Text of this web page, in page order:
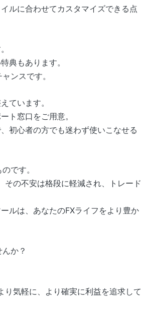
ルに合わせてカスタマイズできる点
典もあります。
ンスです。
ています。
ト窓口をご用意。
初心者の方でも迷わず使いこなせる
です。
の不安は格段に軽減され、トレード
ルは、あなたのFXライフをより豊か
か？
気軽に、より確実に利益を追求して